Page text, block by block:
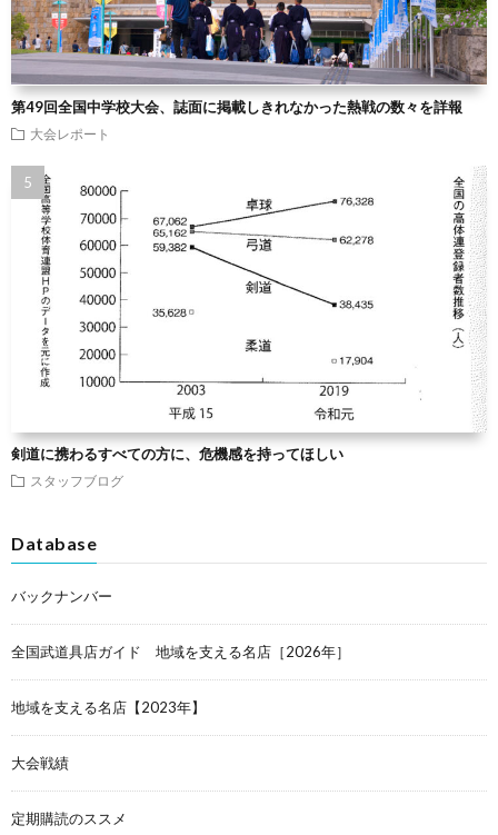
第49回全国中学校大会、誌面に掲載しきれなかった熱戦の数々を詳報
大会レポート
剣道に携わるすべての方に、危機感を持ってほしい
スタッフブログ
Database
バックナンバー
全国武道具店ガイド 地域を支える名店［2026年］
地域を支える名店【2023年】
大会戦績
定期購読のススメ